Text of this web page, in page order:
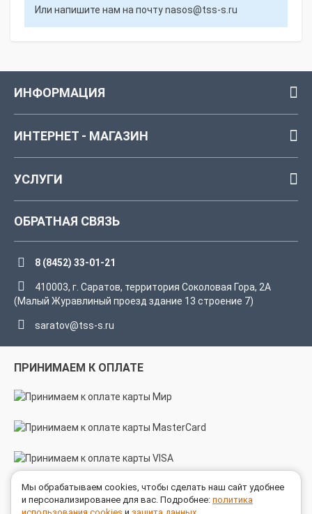
Или напишите нам на почтуnasos@tss-s.ru
ИНФОРМАЦИЯ
ИНТЕРНЕТ - МАГАЗИН
УСЛУГИ
ОБРАТНАЯ СВЯЗЬ
8 (8452) 33-01-21
410003, г. Саратов, территория Соколовая Гора, 2А
(Малый Журавлиный проезд здание 13 строение 7)
saratov@tss-s.ru
ПРИНИМАЕМ К ОПЛАТЕ
МЫ В СОЦСЕТЯХ
Мы обрабатываем cookies, чтобы сделать наш сайт удобнее
и персонализированее для вас. Подробнее: политика